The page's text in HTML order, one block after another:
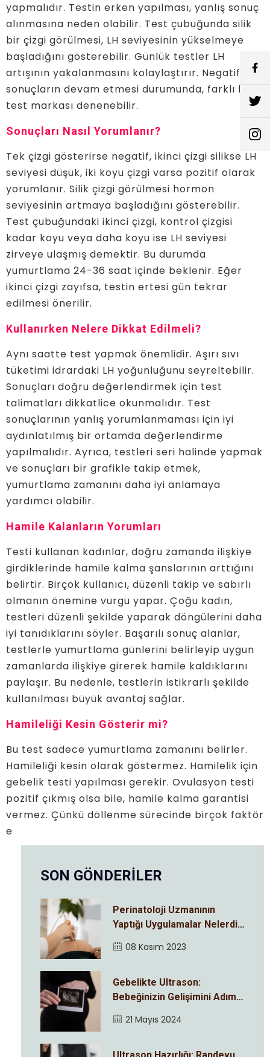
yapmalıdır. Testin erken yapılması, yanlış sonuç
alınmasına neden olabilir. Test çubuğunda silik
bir çizgi görülmesi, LH seviyesinin yükselmeye
başladığını gösterebilir. Günlük testler LH
artışının yakalanmasını kolaylaştırır. Negatif
sonuçların devam etmesi durumunda, farklı bir
test markası denenebilir.
Sonuçları Nasıl Yorumlanır?
Tek çizgi gösterirse negatif, ikinci çizgi silikse LH
seviyesi düşük, iki koyu çizgi varsa pozitif olarak
yorumlanır. Silik çizgi görülmesi hormon
seviyesinin artmaya başladığını gösterebilir.
Test çubuğundaki ikinci çizgi, kontrol çizgisi
kadar koyu veya daha koyu ise LH seviyesi
zirveye ulaşmış demektir. Bu durumda
yumurtlama 24-36 saat içinde beklenir. Eğer
ikinci çizgi zayıfsa, testin ertesi gün tekrar
edilmesi önerilir.
Kullanırken Nelere Dikkat Edilmeli?
Aynı saatte test yapmak önemlidir. Aşırı sıvı
tüketimi idrardaki LH yoğunluğunu seyreltebilir.
Sonuçları doğru değerlendirmek için test
talimatları dikkatlice okunmalıdır. Test
sonuçlarının yanlış yorumlanmaması için iyi
aydınlatılmış bir ortamda değerlendirme
yapılmalıdır. Ayrıca, testleri seri halinde yapmak
ve sonuçları bir grafikle takip etmek,
yumurtlama zamanını daha iyi anlamaya
yardımcı olabilir.
Hamile Kalanların Yorumları
Testi kullanan kadınlar, doğru zamanda ilişkiye
girdiklerinde hamile kalma şanslarının arttığını
belirtir. Birçok kullanıcı, düzenli takip ve sabırlı
olmanın önemine vurgu yapar. Çoğu kadın,
testleri düzenli şekilde yaparak döngülerini daha
iyi tanıdıklarını söyler. Başarılı sonuç alanlar,
testlerle yumurtlama günlerini belirleyip uygun
zamanlarda ilişkiye girerek hamile kaldıklarını
paylaşır. Bu nedenle, testlerin istikrarlı şekilde
kullanılması büyük avantaj sağlar.
Hamileliği Kesin Gösterir mi?
Bu test sadece yumurtlama zamanını belirler.
Hamileliği kesin olarak göstermez. Hamilelik için
gebelik testi yapılması gerekir. Ovulasyon testi
pozitif çıkmış olsa bile, hamile kalma garantisi
vermez. Çünkü döllenme sürecinde birçok faktör
e
SON GÖNDERİLER
Perinatoloji Uzmanının
Yaptığı Uygulamalar Nelerdir
08 Kasım 2023
Gebelikte Ultrason:
Bebeğinizin Gelişimini Adım
21 Mayıs 2024